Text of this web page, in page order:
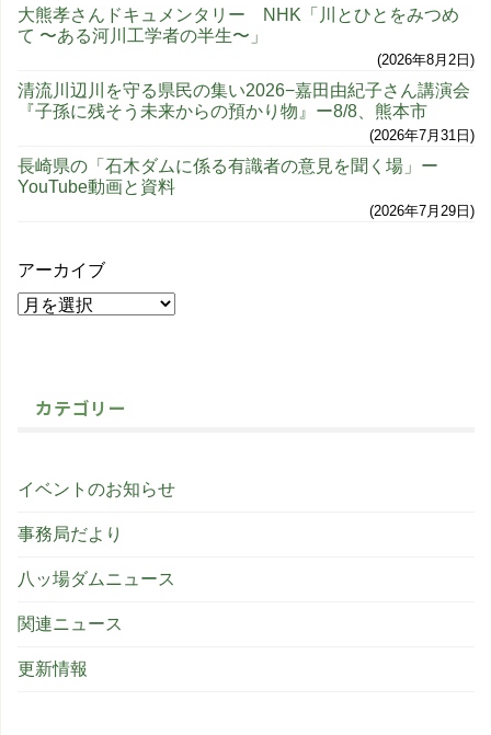
大熊孝さんドキュメンタリー NHK「川とひとをみつめ
て 〜ある河川工学者の半生〜」
2026年8月2日
清流川辺川を守る県民の集い2026−嘉田由紀子さん講演会
『子孫に残そう未来からの預かり物』ー8/8、熊本市
2026年7月31日
長崎県の「石木ダムに係る有識者の意見を聞く場」ー
YouTube動画と資料
2026年7月29日
アーカイブ
カテゴリー
イベントのお知らせ
事務局だより
八ッ場ダムニュース
関連ニュース
更新情報